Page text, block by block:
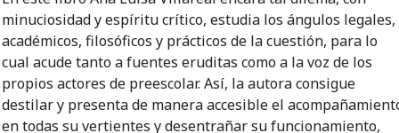
minuciosidad y espíritu crítico, estudia los ángulos legales,
académicos, filosóficos y prácticos de la cuestión, para lo
cual acude tanto a fuentes eruditas como a la voz de los
propios actores de preescolar. Así, la autora consigue
destilar y presenta de manera accesible el
en todas su vertientes y desentrañar su funcionamiento,